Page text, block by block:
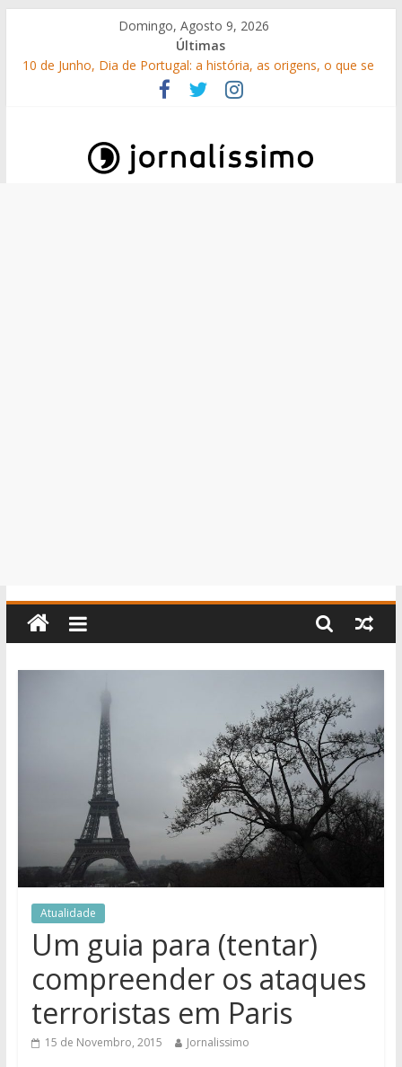
content
Domingo, Agosto 9, 2026
Últimas
10 de Junho, Dia de Portugal: a história, as origens, o que se
Por que é que 1 de Maio é o Dia do Trabalhador?
Como surgiram os gelados?
O que é o suor e por que suamos?
Atualidade
Um guia para (tentar)
compreender os ataques
terroristas em Paris
15 de Novembro, 2015 Jornalissimo